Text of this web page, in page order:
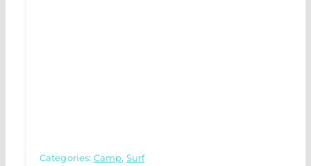
Categories: Camp, Surf